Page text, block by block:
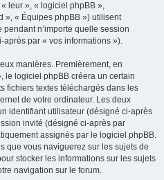
leur », « logiciel phpBB »,
», « Équipes phpBB ») utilisent
n’importe quelle session
après par « vos informations »).
manières. Premièrement, en
le logiciel phpBB créera un certain
fichiers textes téléchargés dans les
de votre ordinateur. Les deux
identifiant utilisateur (désigné ci-après
invité (désigné ci-après par
assignés par le logiciel phpBB.
que vous naviguerez sur les sujets de
stocker les informations sur les sujets
navigation sur le forum.